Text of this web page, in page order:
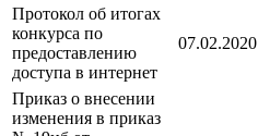
Протокол об итогах
конкурса по
предоставлению
доступа в интернет
07.02.2020
Приказ о внесении
изменения в приказ